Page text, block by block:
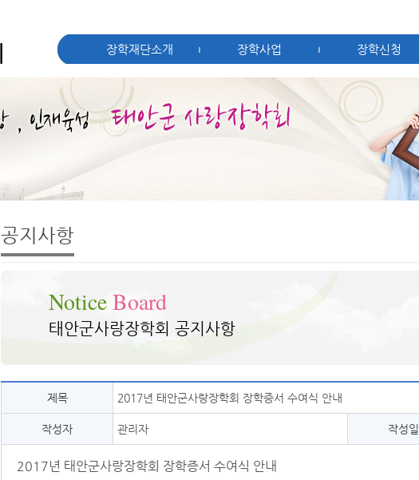
장학재단소개 | 장학사업 | 장학신청
공지사항
NoticeBoard
태안군사랑장학회 공지사항
제목 2017년 태안군사랑장학회 장학증서 수여식 안내
작성자 관리자 작성일
2017년 태안군사랑장학회 장학증서 수여식 안내